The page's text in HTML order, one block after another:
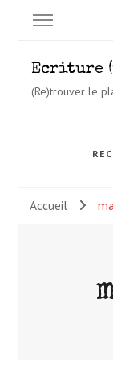
Ecriture
(Re)trouver le
Accueil